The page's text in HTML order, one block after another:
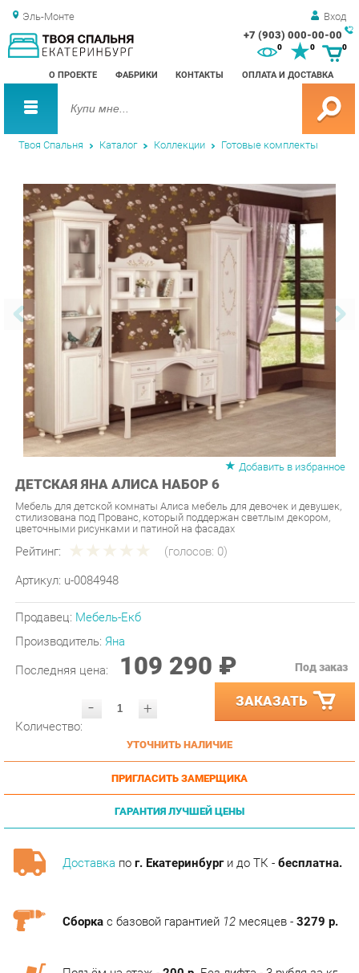
Эль-Монте Вход
+7 (903) 000-00-00
О ПРОЕКТЕ ФАБРИКИ КОНТАКТЫ ОПЛАТА И ДОСТАВКА
0 0
Твоя Спальня Каталог Коллекции Готовые комплекты
Мебель для детской комнаты Алиса мебель для девочек и девушек,
цветочными рисунками и патиной на фасадах
Рейтинг: (голосов:0)
Артикул: u-0084948
Производитель:Яна
Последняя цена: 109 290 ₽
- ЗАКАЗАТЬ
УТОЧНИТЬ НАЛИЧИЕ
ПРИГЛАСИТЬ ЗАМЕРЩИКА
ГАРАНТИЯ ЛУЧШЕЙ ЦЕНЫ
Доставкапог. Екатеринбурги до ТК -бесплатна.